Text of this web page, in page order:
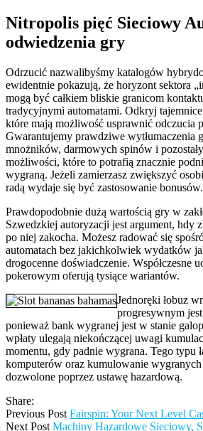
Nitropolis pięć Sieciowy
odwiedzenia gry
Odrzucić nazwalibyśmy katalogów
ewidentnie pokazują, że horyzont sektora
mogą być całkiem bliskie granicom
tradycyjnymi automatami. Odkryj
które mają możliwość usprawnić odczucia
Gwarantujemy prawdziwe wytłumaczenia
mnożników, darmowych spinów i
możliwości, które to potrafią znacznie
wygraną. Jeżeli zamierzasz zwiększyć
radą wydaje się być zastosowanie bonusów.
Prawdopodobnie dużą wartością gry w
Szwedzkiej autoryzacji jest argument, hdy
po niej zakocha. Możesz radować się
automatach bez jakichkolwiek wydatków
drogocenne doświadczenie. Współczesne
pokerowym oferują tysiące wariantów.
Jednoręki łobuz
progresywnym
ponieważ bank wygranej jest w stanie
wpłaty ulegają niekończącej uwagi
momentu, gdy padnie wygrana. Tego typu
komputerów oraz kumulowanie
dozwolone poprzez ustawę hazardową.
Share:
Previous Post Fairspin: Your Next Level
Next Post Machiny Hazardowe Sieciowy,